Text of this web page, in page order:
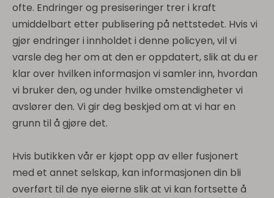
ofte. Endringer og presiseringer trer i kraft
umiddelbart etter publisering på nettstedet. Hvis vi
gjør endringer i innholdet i denne policyen, vil vi
varsle deg her om at den er oppdatert, slik at du er
klar over hvilken informasjon vi samler inn, hvordan
vi bruker den, og under hvilke omstendigheter vi
avslører den. Vi gir deg beskjed om at vi har en
grunn til å gjøre det.
Hvis butikken vår er kjøpt opp av eller fusjonert
med et annet selskap, kan informasjonen din bli
overført til de nye eierne slik at vi kan fortsette å